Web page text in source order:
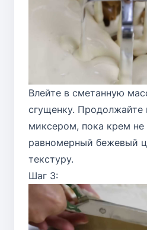
Влейте в сметанную
сгущенку. Продолжайте
миксером, пока крем не
равномерный бежевый
текстуру.
Шаг 3: